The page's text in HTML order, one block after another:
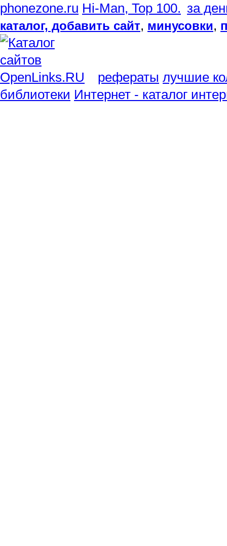
phonezone.ru
каталог, добавить сайт, минусовки,
рефераты лучшие
библиотеки Интернет - каталог